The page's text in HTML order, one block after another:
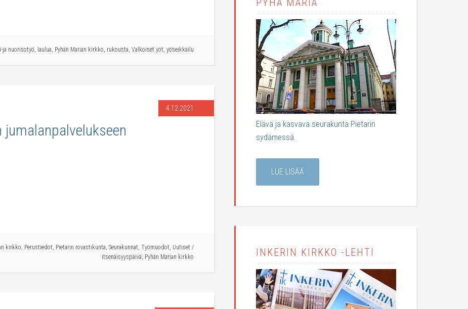
ja nuorisotyö, laulua, Pyhän Marian kirkko, rukousta, Valkoiset yöt, yöseikkailu
4.12.2021
kirkko, Perustiedot, Pietarin rovastikunta, Seurakunnat, Työmuodot, Uutiset /
itsenäisyyspäivä, Pyhän Marian kirkko
PYHÄ MARIA
Elävä ja kasvava seurakunta Pietarin
sydämessä.
LUE LISÄÄ
INKERIN KIRKKO -LEHTI